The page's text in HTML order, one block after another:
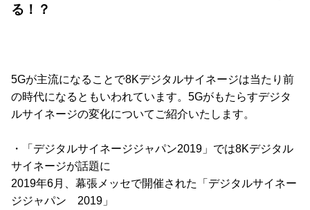
る！？
5Gが主流になることで8Kデジタルサイネージは当たり前
の時代になるともいわれています。5Gがもたらすデジタ
ルサイネージの変化についてご紹介いたします。
・「デジタルサイネージジャパン2019」では8Kデジタル
サイネージが話題に
2019年6月、幕張メッセで開催された「デジタルサイネー
ジジャパン 2019」